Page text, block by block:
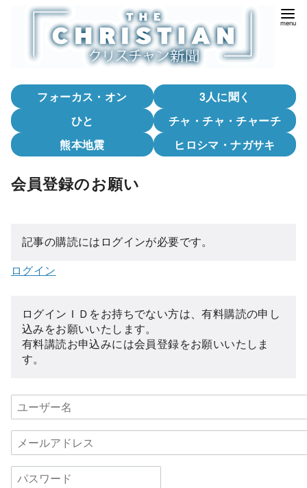
フォーカス・オン
3人に聞く
ひと
チャ・チャ・チャーチ
熊本地震
ヒロシマ・ナガサキ
会員登録のお願い
記事の購読にはログインが必要です。
ログイン
ログインＩＤをお持ちでない方は、有料購読の申し
込みをお願いいたします。
有料講読お申込みには会員登録をお願いいたしま
す。